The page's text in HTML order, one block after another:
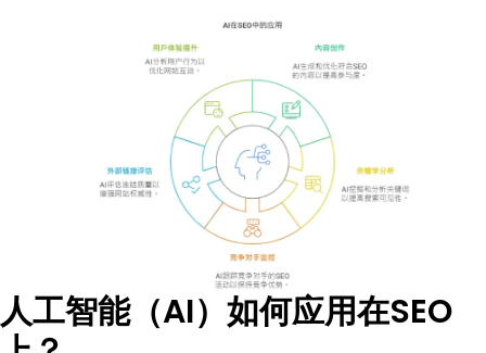
人工智能（AI）如何应用在SEO